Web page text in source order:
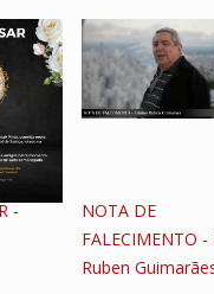
-
NOTA DE
FALECIMENTO -
Ruben